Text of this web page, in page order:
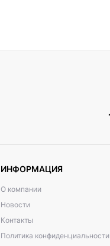
ИНФОРМАЦИЯ
О компании
Новости
Контакты
Политика конфиденциальности